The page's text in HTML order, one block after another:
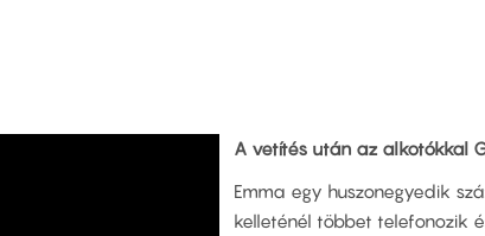
A vetítés után az alkotókkal
Emma egy huszonegyedik
kelleténél többet telefonozik